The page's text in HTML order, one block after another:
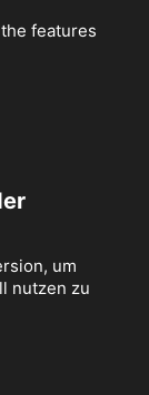
features
um
nutzen zu